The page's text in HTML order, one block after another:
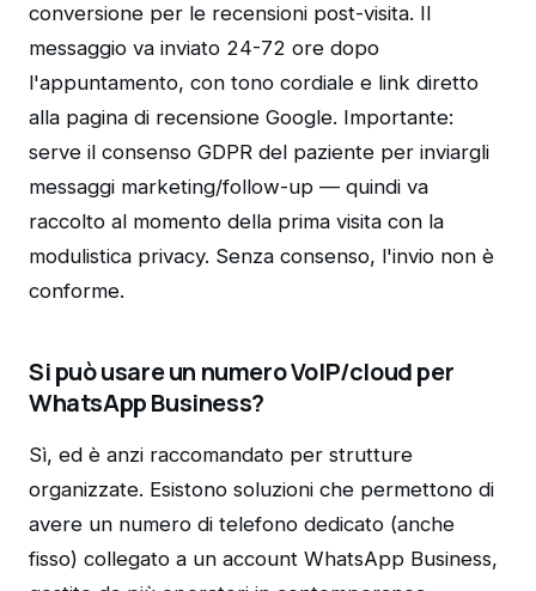
conversione per le recensioni post-visita. Il
messaggio va inviato 24-72 ore dopo
l'appuntamento, con tono cordiale e link diretto
alla pagina di recensione Google. Importante:
serve il consenso GDPR del paziente per inviargli
messaggi marketing/follow-up — quindi va
raccolto al momento della prima visita con la
modulistica privacy. Senza consenso, l'invio non è
conforme.
Si può usare un numero VoIP/cloud per
WhatsApp Business?
Sì, ed è anzi raccomandato per strutture
organizzate. Esistono soluzioni che permettono di
avere un numero di telefono dedicato (anche
fisso) collegato a un account WhatsApp Business,